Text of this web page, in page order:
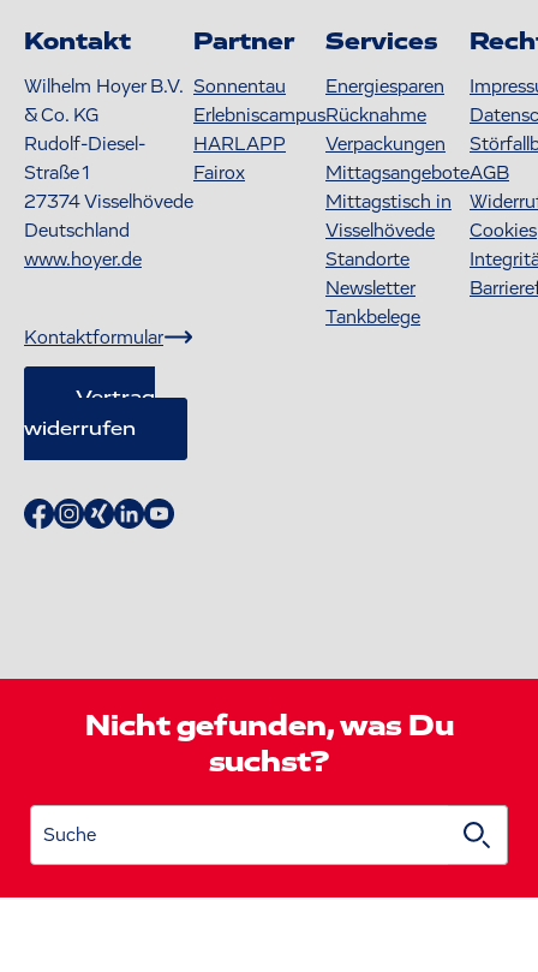
Kontakt
Wilhelm Hoyer B.V.
& Co. KG
Rudolf-Diesel-
Straße 1
27374Visselhövede
Deutschland
www.hoyer.de
Kontaktformular
Vertrag
widerrufen
Partner
Sonnentau
Erlebniscampus
HARLAPP
Fairox
Services
Energiesparen
Rücknahme
Verpackungen
Mittagsangebote
Mittagstisch in
Visselhövede
Standorte
Newsletter
Tankbelege
AGB
Cookies
Nicht gefunden, was Du
suchst?
Suche